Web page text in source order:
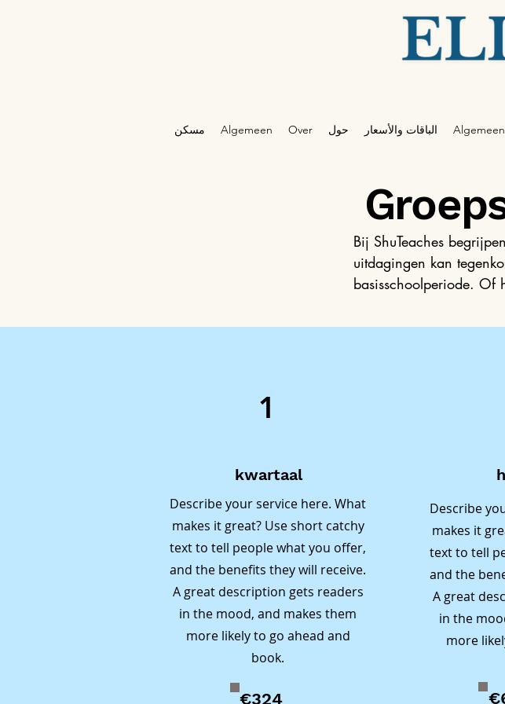
مسكن Algemeen Over حول الباقات والأسعار Algemeen
Bij ShuTeaches
uitdagingen kan
basisschoolperiode. Of
om te helpen. Onze
de knie te krijgen, wat
gebrek aan
Spelling en
begrijpend lezen
waardoor ze moeite
Gebrek aan
krijgen kinderen niet
nodig hebben om
Demotivatie en
kunnen leiden tot
waardoor hun
1
kwartaal
Describe your service here. What
makes it great? Use short catchy
text to tell people what you offer,
and the benefits they will receive.
A great description gets readers
in the mood, and makes them
more likely to go ahead and
book.
€324
Describe
makes it
text to tell
and the
A great
in the
more